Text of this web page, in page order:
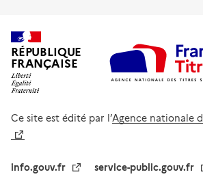
RÉPUBLIQUE
FRANÇAISE
Ce site est édité par l’Agence nationale
info.gouv.fr service-public.gouv.fr